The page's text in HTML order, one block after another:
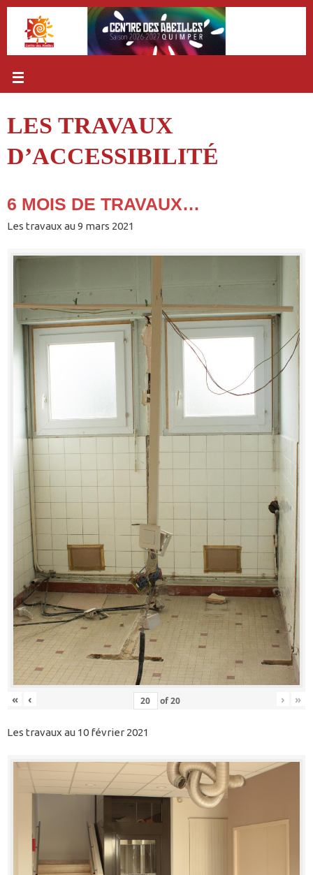
Passer
contenu
LES TRAVAUX
D’ACCESSIBILITÉ
6 MOIS DE TRAVAUX…
Les travaux au 9 mars 2021
« ‹ of20 › »
Les travaux au 10 février 2021